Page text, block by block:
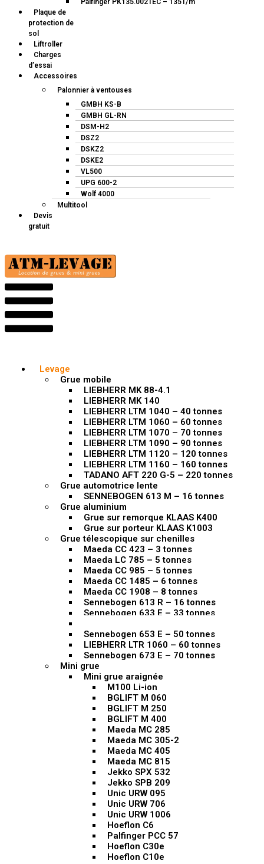
Palfinger PK135.002TEC – 135T/m
Plaque de
protection de
sol
Liftroller
Charges
d’essai
Accessoires
Palonnier à ventouses
GMBH KS-B
GMBH GL-RN
DSM-H2
DSZ2
DSKZ2
DSKE2
VL500
UPG 600-2
Wolf 4000
Multitool
Devis
gratuit
Levage
Grue mobile
LIEBHERR MK 88-4.1
LIEBHERR MK 140
LIEBHERR LTM 1040 – 40 tonnes
LIEBHERR LTM 1060 – 60 tonnes
LIEBHERR LTM 1070 – 70 tonnes
LIEBHERR LTM 1090 – 90 tonnes
LIEBHERR LTM 1120 – 120 tonnes
LIEBHERR LTM 1160 – 160 tonnes
TADANO AFT 220 G-5 – 220 tonnes
Grue automotrice lente
SENNEBOGEN 613 M – 16 tonnes
Grue aluminium
Grue sur remorque KLAAS K400
Grue sur porteur KLAAS K1003
Grue télescopique sur chenilles
Maeda CC 423 – 3 tonnes
Maeda LC 785 – 5 tonnes
Maeda CC 985 – 5 tonnes
Maeda CC 1485 – 6 tonnes
Maeda CC 1908 – 8 tonnes
Sennebogen 613 R – 16 tonnes
Sennebogen 633 E – 33 tonnes
Sennebogen 653 E – 50 tonnes
LIEBHERR LTR 1060 – 60 tonnes
Sennebogen 673 E – 70 tonnes
Mini grue
Mini grue araignée
M100 Li-ion
BGLIFT M 060
BGLIFT M 250
BGLIFT M 400
Maeda MC 285
Maeda MC 305-2
Maeda MC 405
Maeda MC 815
Jekko SPX 532
Jekko SPB 209
Unic URW 095
Unic URW 706
Unic URW 1006
Hoeflon C6
Palfinger PCC 57
Hoeflon C30e
Hoeflon C10e